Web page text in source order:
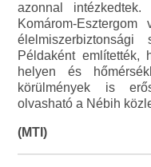
azonnal
Komárom-
élelmiszerbiztonsági
Példaként említették,
helyen és
körülmények is
olvasható a Nébih
(MTI)